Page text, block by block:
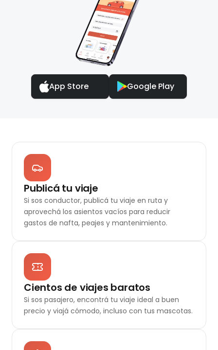
App Store Google Play
Publicá tu viaje
Si sos conductor, publicá tu viaje en ruta y
aprovechá los asientos vacíos para reducir
gastos de nafta, peajes y mantenimiento.
Cientos de viajes baratos
Si sos pasajero, encontrá tu viaje ideal a buen
precio y viajá cómodo, incluso con tus mascotas.